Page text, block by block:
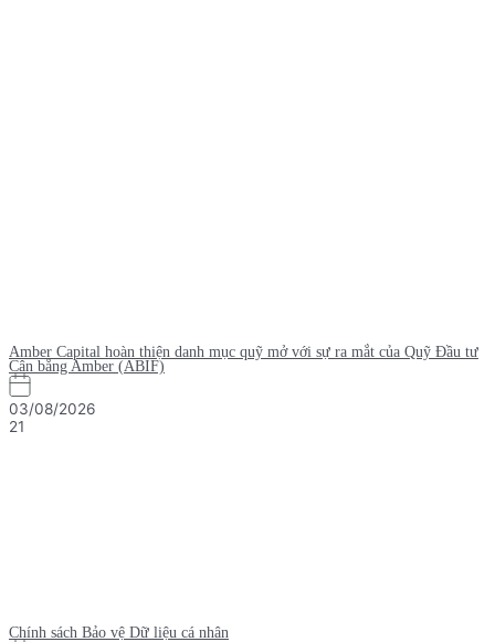
Amber Capital hoàn thiện danh mục quỹ mở với sự ra mắt của Quỹ Đầu tư
Cân bằng Amber (ABIF)
03/08/2026
21
Chính sách Bảo vệ Dữ liệu cá nhân